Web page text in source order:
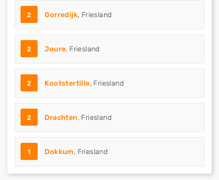
2 Gorredijk, Friesland
2 Joure, Friesland
2 Kootstertille, Friesland
2 Drachten, Friesland
1 Dokkum, Friesland